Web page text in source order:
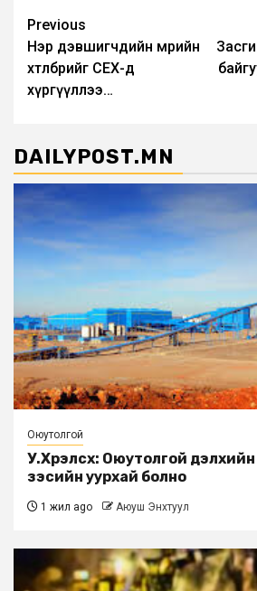
Post
navigation
Previous
Нэр дэвшигчдийн мөрийн
хөтөлбөрийг СЕХ-д
хүргүүллээ…
DAILYPOST.MN
Оюутолгой
У.Хүрэлсүх: Оюутолгой
зэсийн уурхай болно
1 жил ago Аюуш Энхтуул